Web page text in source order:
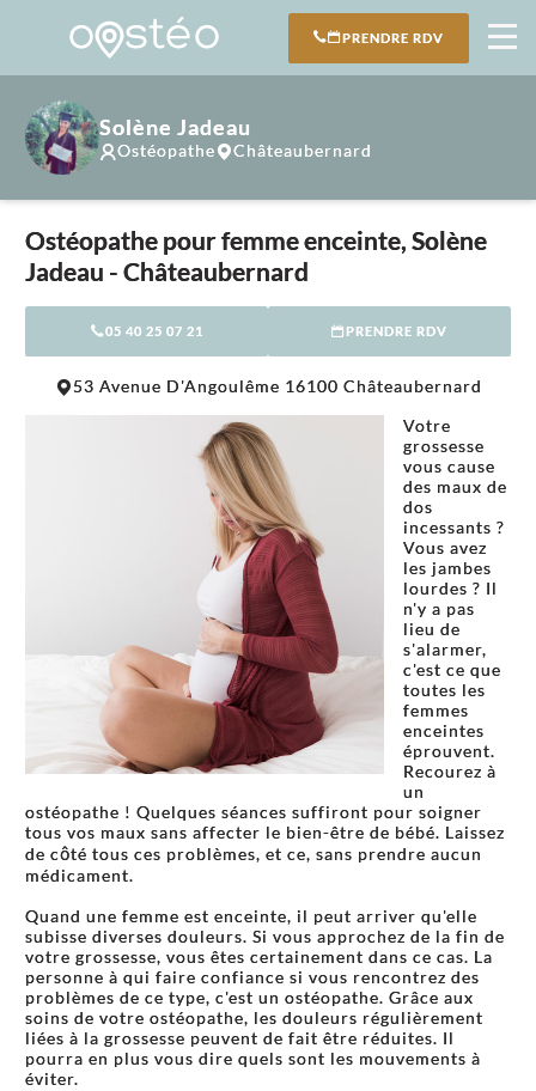
PRENDRE RDV
Solène Jadeau
Ostéopathe Châteaubernard
Ostéopathe pour femme enceinte, Solène
Jadeau - Châteaubernard
05 40 25 07 21 PRENDRE RDV
53 Avenue D'Angoulême 16100 Châteaubernard
Votre
grossesse
vous cause
des maux de
dos
incessants ?
Vous avez
les jambes
lourdes ? Il
n'y a pas
lieu de
s'alarmer,
c'est ce que
toutes les
femmes
enceintes
éprouvent.
Recourez à
un
ostéopathe ! Quelques séances suffiront pour soigner
tous vos maux sans affecter le bien-être de bébé. Laissez
de côté tous ces problèmes, et ce, sans prendre aucun
médicament.
Quand une femme est enceinte, il peut arriver qu'elle
subisse diverses douleurs. Si vous approchez de la fin de
votre grossesse, vous êtes certainement dans ce cas. La
personne à qui faire confiance si vous rencontrez des
problèmes de ce type, c'est un ostéopathe. Grâce aux
soins de votre ostéopathe, les douleurs régulièrement
liées à la grossesse peuvent de fait être réduites. Il
pourra en plus vous dire quels sont les mouvements à
éviter.